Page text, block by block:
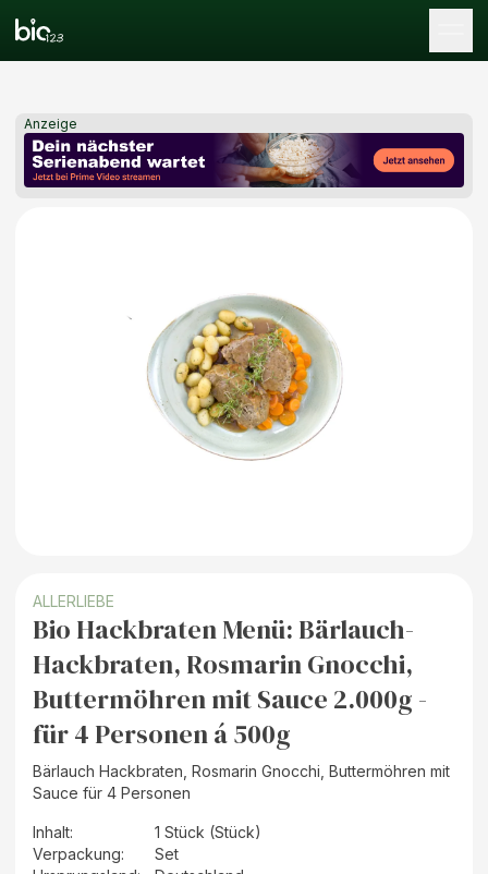
Anzeige
ALLERLIEBE
Bio Hackbraten Menü: Bärlauch-
Hackbraten, Rosmarin Gnocchi,
Buttermöhren mit Sauce 2.000g -
für 4 Personen á 500g
Bärlauch Hackbraten, Rosmarin Gnocchi, Buttermöhren mit
Sauce für 4 Personen
Inhalt:
1 Stück (Stück)
Verpackung:
Set